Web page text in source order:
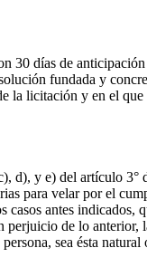
días de
fundada y
licitación y en el que
y e) del artículo 3°
para velar por el
antes indicados,
de lo anterior,
sea ésta